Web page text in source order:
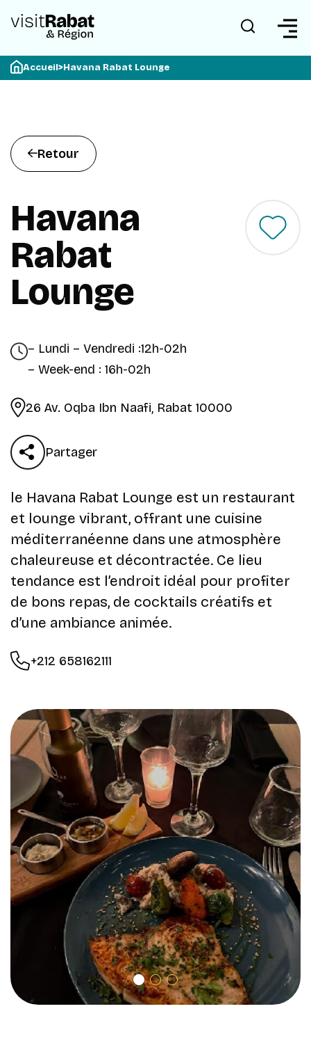
Accueil>Havana Rabat Lounge
Retour
Havana
Rabat
Lounge
– Lundi – Vendredi :12h-02h
– Week-end : 16h-02h
26 Av. Oqba Ibn Naafi, Rabat 10000
Partager
le Havana Rabat Lounge est un restaurant
et lounge vibrant, offrant une cuisine
méditerranéenne dans une atmosphère
chaleureuse et décontractée. Ce lieu
tendance est l’endroit idéal pour profiter
de bons repas, de cocktails créatifs et
d’une ambiance animée.
+212 658162111